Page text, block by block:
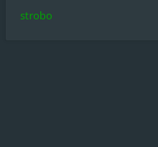
strobo